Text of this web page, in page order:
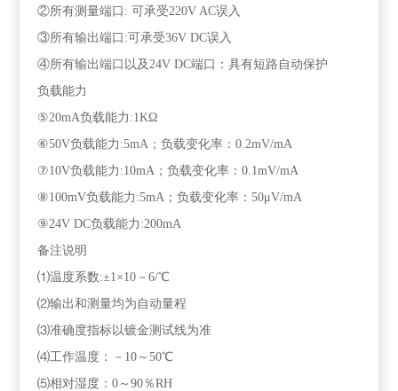
②所有测量端口: 可承受220V AC误入
③所有输出端口:可承受36V DC误入
④所有输出端口以及24V DC端口：具有短路自动保护
负载能力
⑤20mA负载能力:1KΩ
⑥50V负载能力:5mA；负载变化率：0.2mV/mA
⑦10V负载能力:10mA；负载变化率：0.1mV/mA
⑧100mV负载能力:5mA；负载变化率：50μV/mA
⑨24V DC负载能力:200mA
备注说明
⑴温度系数:±1×10－6/℃
⑵输出和测量均为自动量程
⑶准确度指标以镀金测试线为准
⑷工作温度：－10～50℃
⑸相对湿度：0～90％RH